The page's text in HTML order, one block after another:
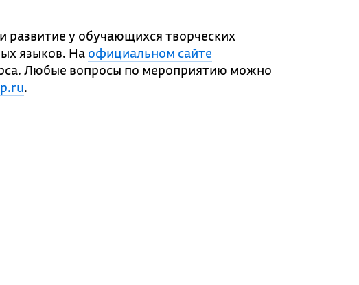
развитие у обучающихся творческих
языков. На официальном сайте
Любые вопросы по мероприятию можно
.